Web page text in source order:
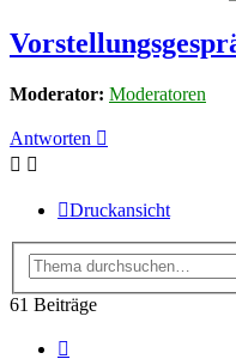
Moderator: Moderatoren
Antworten
Druckansicht
61 Beiträge